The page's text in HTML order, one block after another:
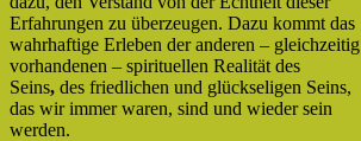
Erfahrungen zu überzeugen. Dazu kommt das
wahrhaftige Erleben der anderen – gleichzeitig
vorhandenen – spirituellen Realität des
Seins, des friedlichen und glückseligen Seins,
das wir immer waren, sind und wieder sein
werden.